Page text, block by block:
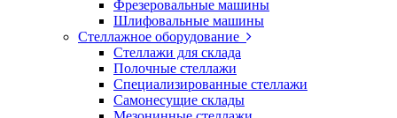
Фрезеровальные машины
Шлифовальные машины
Стеллажное оборудование
Стеллажи для склада
Полочные стеллажи
Специализированные стеллажи
Самонесущие склады